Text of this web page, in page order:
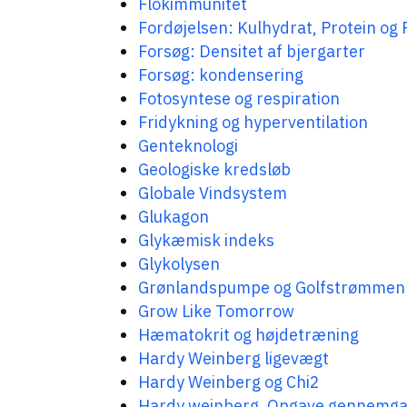
Fordøjelsen: Kulhydrat, Protein og
Forsøg: Densitet af bjergarter
Forsøg: kondensering
Fotosyntese og respiration
Fridykning og hyperventilation
Genteknologi
Geologiske kredsløb
Globale Vindsystem
Glukagon
Glykæmisk indeks
Glykolysen
Grønlandspumpe og Golfstrømmen
Grow Like Tomorrow
Hæmatokrit og højdetræning
Hardy Weinberg ligevægt
Hardy Weinberg og Chi2